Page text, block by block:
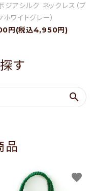
ジアシルク ネックレス（ブ
ホワイトグレー）
円(税込4,950円)
す
search
品
favorite